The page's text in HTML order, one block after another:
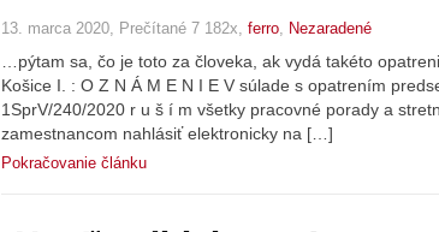
13. marca 2020, Prečítané 7 182x, ferro Nezaradené
…pýtam sa, čo je toto za človeka, ak vydá takéto
Košice I. : O Z N Á M E N I E V súlade s opatrením
1SprV/240/2020 r u š í m všetky pracovné porady a
zamestnancom nahlásiť elektronicky na […]
Pokračovanie článku